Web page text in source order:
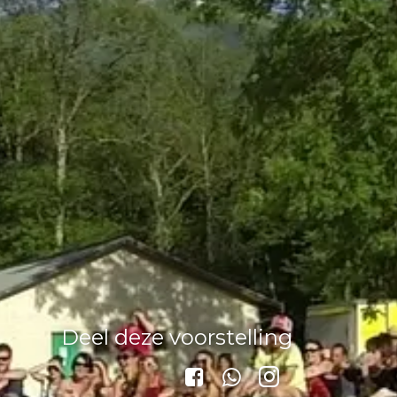
Deel deze voorstelling